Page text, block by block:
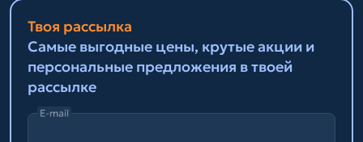
Твоя рассылка
Самые выгодные цены, крутые акции и
персональные предложения в твоей
рассылке
E-mail